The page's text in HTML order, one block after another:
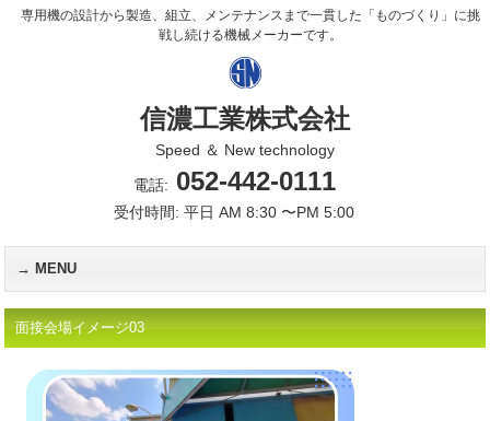
専用機の設計から製造、組立、メンテナンスまで一貫した「ものづくり」に挑
戦し続ける機械メーカーです。
信濃工業株式会社
Speed ＆ New technology
電話: 052-442-0111
受付時間: 平日 AM 8:30 〜PM 5:00
MENU
面接会場イメージ03